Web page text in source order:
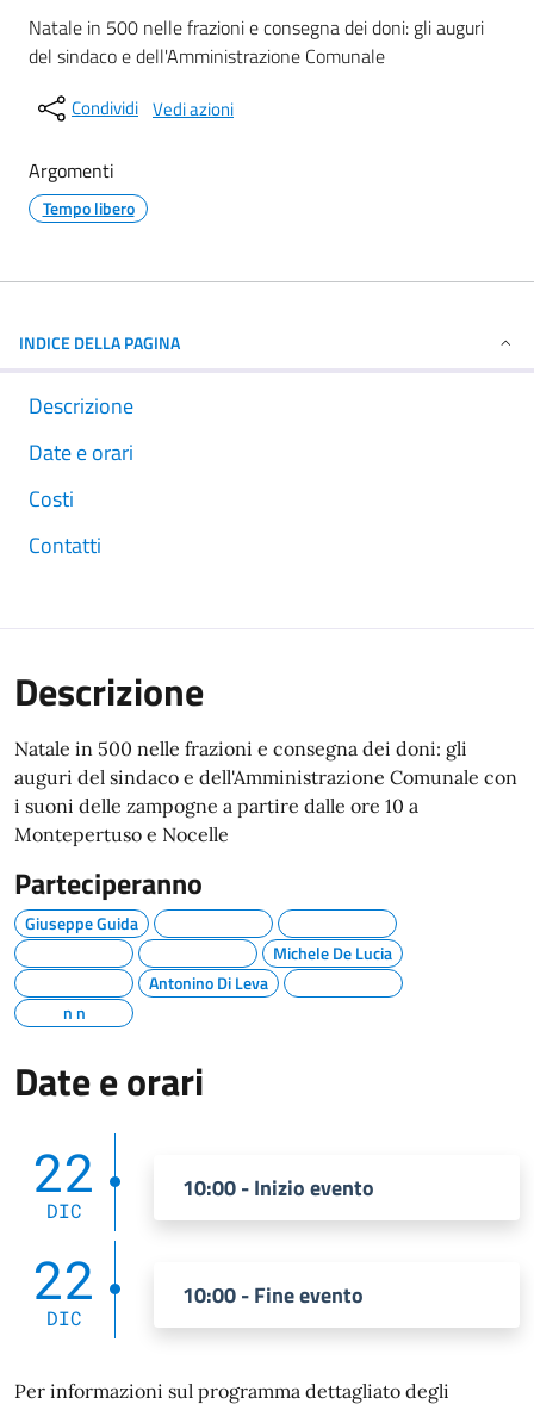
Natale in 500 nelle frazioni e consegna dei doni: gli auguri
del sindaco e dell'Amministrazione Comunale
Condividi Vedi azioni
Argomenti
Tempo libero
INDICE DELLA PAGINA
Descrizione
Date e orari
Costi
Contatti
Descrizione
Natale in 500 nelle frazioni e consegna dei doni: gli
auguri del sindaco e dell'Amministrazione Comunale con
i suoni delle zampogne a partire dalle ore 10 a
Montepertuso e Nocelle
Parteciperanno
Giuseppe Guida
Michele De Lucia
Antonino Di Leva
n n
Date e orari
22
DIC
10:00 - Inizio evento
22
DIC
10:00 - Fine evento
Per informazioni sul programma dettagliato degli